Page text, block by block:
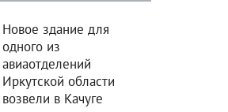
Новое здание для
одного из
авиаотделений
Иркутской области
возвели в Качуге